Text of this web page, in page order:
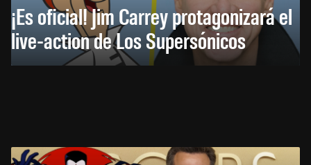
¡Es oficial! Jim Carrey protagonizará el
live-action de Los Supersónicos